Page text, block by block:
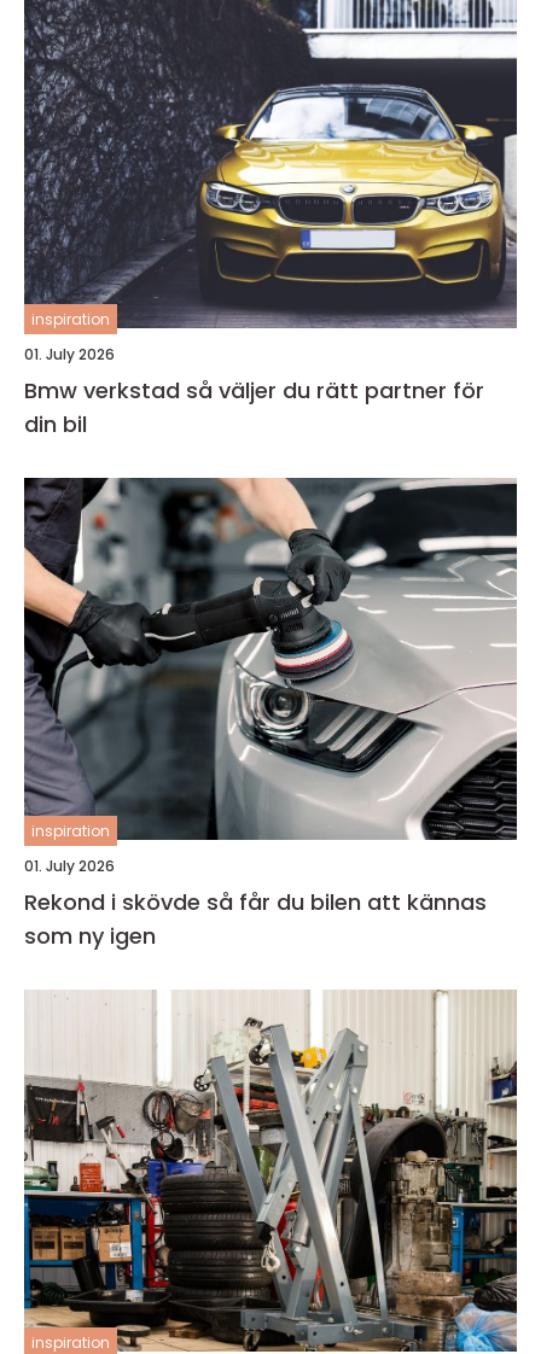
inspiration
01. July 2026
Bmw verkstad så väljer du rätt partner för
din bil
inspiration
01. July 2026
Rekond i skövde så får du bilen att kännas
som ny igen
inspiration